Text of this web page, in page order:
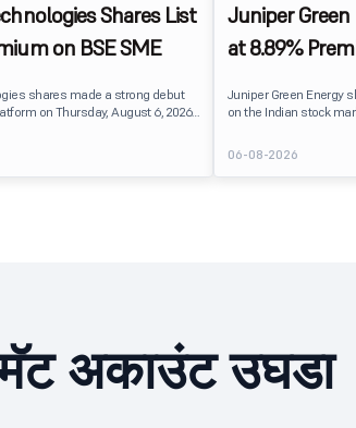
Shares List
on BSE SME
shares made a strong debut
on Thursday, August 6, 2026.
positive investor sentiment
a modest overall
Technologies IPO Listing Details
Juniper
at 8.89%
Juniper Green Energy
on the Indian stock
delivering a premium of
price of ₹225. The
investors, reflecting
06-08-2026
अकाउंट उघडा